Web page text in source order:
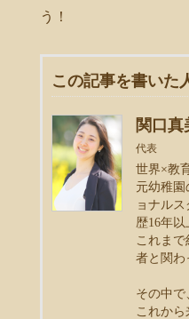
う！
この記事を書いた
関口真
代表
世界×教
元幼稚園
ョナル
歴16年以
これまで
者と関わ
その中で
これから